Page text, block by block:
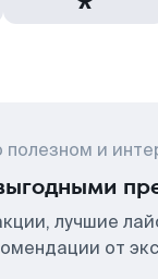
полезном и
лучшие
от